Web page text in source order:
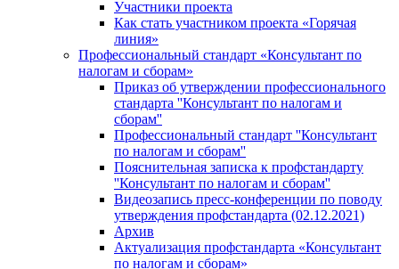
Участники проекта
Как стать участником проекта «Горячая
линия»
Профессиональный стандарт «Консультант по
налогам и сборам»
Приказ об утверждении профессионального
стандарта ''Консультант по налогам и
сборам''
Профессиональный стандарт ''Консультант
по налогам и сборам''
Пояснительная записка к профстандарту
''Консультант по налогам и сборам''
Видеозапись пресс-конференции по поводу
утверждения профстандарта (02.12.2021)
Архив
Актуализация профстандарта «Консультант
по налогам и сборам»